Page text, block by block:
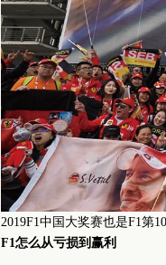
2019F1中国大奖赛也是F1第
F1怎么从亏损到赢利